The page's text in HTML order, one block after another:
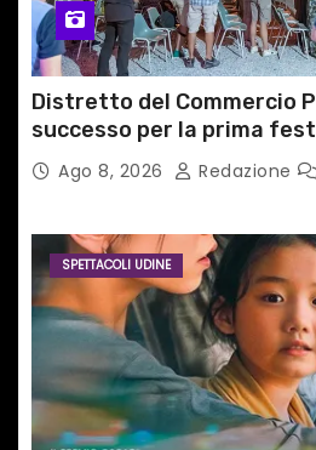
l
i
Distretto del Commercio
successo per la prima
del territorio
Ago 8, 2026 Redazione
SPETTACOLI UDINE